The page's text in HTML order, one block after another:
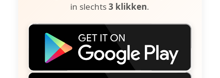
in slechts3 klikken.